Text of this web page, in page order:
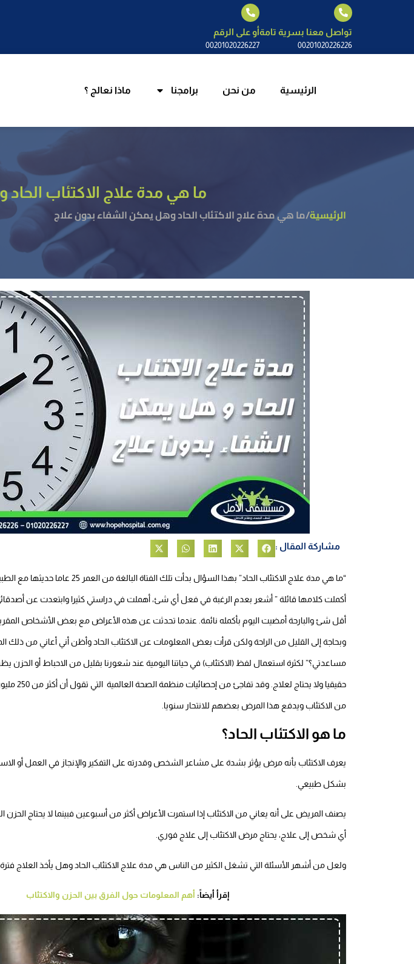
تواصل معنا بسرية تامة
00201020226226
أو على الرقم
00201020226227
الرئيسية من نحن برامجنا ماذا نعالج ؟
ما هي مدة علاج الاكتئاب
الرئيسية/ما هي مدة علاج الاكتئاب الحاد وهل يمكن الشفاء بدون علاج
مشاركة المقال :
“ما هي مدة علاج الاكتئاب الحاد” بهذا السؤال بدأت تلك الفتاة البالغة من العمر 25 عاما حديثها مع الطبيب النفسي المتخصص.
أكملت كلامها قائلة ” أشعر بعدم الرغبة في فعل أي شئ، أهملت في دراستي كثيرا وابتعدت عن
أقل شئ والبارحة أمضيت اليوم بأكمله نائمة. عندما تحدثت عن هذه الأعراض مع بعض الأشخاص
وبحاجة إلى القليل من الراحة ولكن قرأت بعض المعلومات عن الاكتئاب الحاد وأظن أني أعاني من ذلك
مساعدتي؟” لكثرة استعمال لفظ (الاكتئاب) في حياتنا اليومية عند شعورنا بقليل من الاحباط أو الحزن
حقيقيا ولا يحتاج لعلاج. وقد تفاجئ من
من الاكتئاب ويدفع هذا المرض بعضهم للانتحار سنويا.
ما هو الاكتئاب الحاد؟
يعرف الاكتئاب بأنه مرض يؤثر بشدة على مشاعر الشخص وقدرته على التفكير والإنجاز في العمل أو
بشكل طبيعي.
يصنف المريض على أنه يعاني من الاكتئاب إذا استمرت الأعراض أكثر من أسبوعين فبينما لا يحتاج الحزن
أي شخص إلى علاج، يحتاج مرض الاكتئاب إلى علاج فوري.
ولعل من أشهر الأسئلة التي تشغل الكثير من الناس هي مدة علاج الاكتئاب الحاد وهل يأخذ العلاج
إقرأ أيضاً: أهم المعلومات حول الفرق بين الحزن والاكتئاب